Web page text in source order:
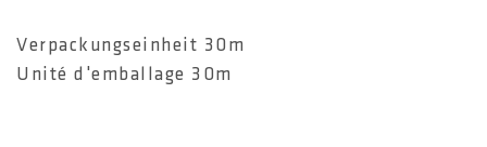
Verpackungseinheit 30m
Unité d'emballage 30m